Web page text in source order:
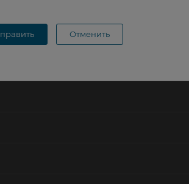
Отменить